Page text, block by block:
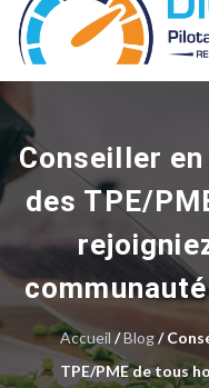
Conseiller
des TPE/
Accueil /Blog/
TPE/PME de tous